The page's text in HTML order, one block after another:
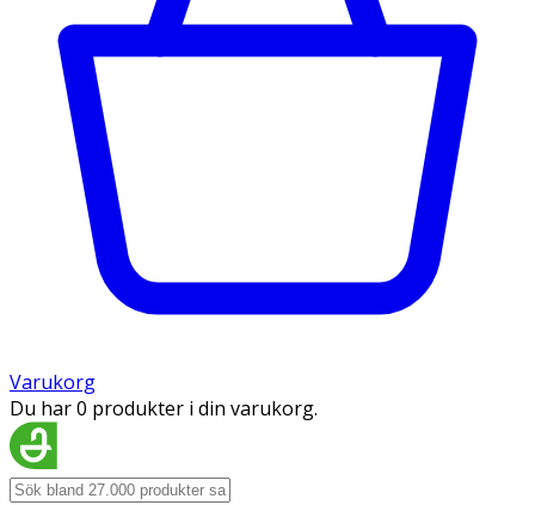
Varukorg
Du har 0 produkter i din varukorg.